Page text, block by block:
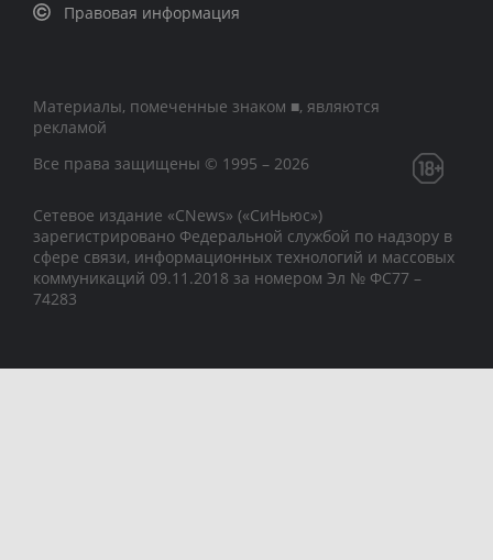
Правовая информация
Материалы, помеченные знаком ■, являются
рекламой
Все права защищены © 1995 – 2026
Сетевое издание «CNews» («СиНьюс»)
зарегистрировано Федеральной службой по надзору в
сфере связи, информационных технологий и массовых
коммуникаций 09.11.2018 за номером Эл № ФС77 –
74283